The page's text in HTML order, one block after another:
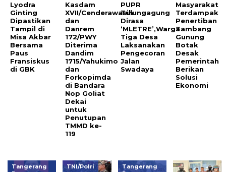
Lyodra
Ginting
Dipastikan
Tampil di
Misa Akbar
Bersama
Paus
Fransiskus
di GBK
Kasdam
XVII/Cenderawasih
dan
Danrem
172/PWY
Diterima
Dandim
1715/Yahukimo
dan
Forkopimda
di Bandara
Nop Goliat
Dekai
untuk
Penutupan
TMMD ke-
119
PUPR
Tulungagung
Dirasa
‘MLETRE’,Warga
Tiga Desa
Laksanakan
Pengecoran
Jalan
Swadaya
Masyarakat
Terdampak
Penertiban
Tambang
Gunung
Botak
Desak
Pemerintah
Berikan
Solusi
Ekonomi
Tangerang
TNI/Polri
Tangerang